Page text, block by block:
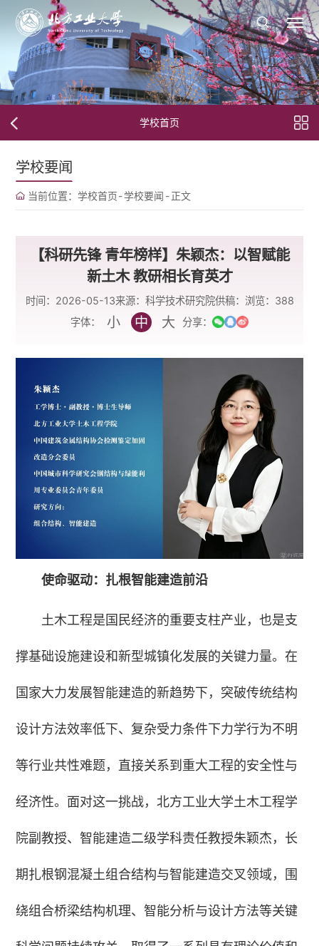
学校首页
学校要闻
当前位置： 学校首页-学校要闻 -正文
【科研先锋 青年榜样】朱颖杰：以智赋能
新土木 教研相长育英才
时间：2026-05-13来源：科学技术研究院供稿： 浏览： 388
字体：
小 中 大 分享：
使命驱动：扎根智能建造前沿
土木工程是国民经济的重要支柱产业，也是支
撑基础设施建设和新型城镇化发展的关键力量。在
国家大力发展智能建造的新趋势下，突破传统结构
设计方法效率低下、复杂受力条件下力学行为不明
等行业共性难题，直接关系到重大工程的安全性与
经济性。面对这一挑战，北方工业大学土木工程学
院副教授、智能建造二级学科责任教授朱颖杰，长
期扎根钢混凝土组合结构与智能建造交叉领域，围
绕组合桥梁结构机理、智能分析与设计方法等关键